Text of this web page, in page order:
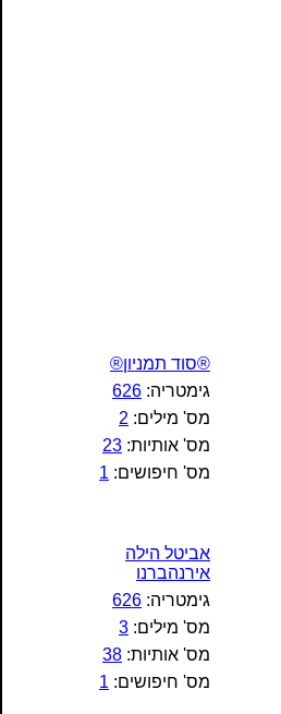
®סוד תמניון®
גימטריה: 626
מס' מילים: 2
מס' אותיות: 23
מס' חיפושים: 1
אביטל הילה
אירנהברנו
גימטריה: 626
מס' מילים: 3
מס' אותיות: 38
מס' חיפושים: 1